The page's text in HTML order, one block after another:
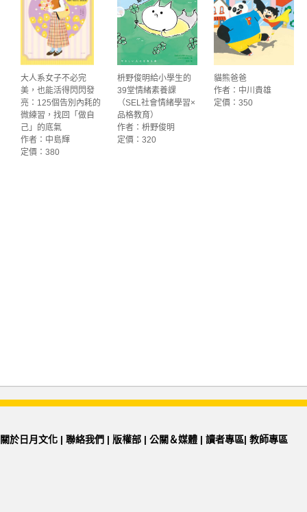
大人系女子不必完
美，也能活得閃閃發
亮：125個告別內耗的
微練習，找回「做自
己」的底氣
作者：中島輝
定價：380
枡野俊明給小學生的
39堂情緒素養課
（SEL社會情緒學習×
品格教育）
作者：枡野俊明
定價：320
貓熊爸爸
作者：中川貴雄
定價：350
關於日月文化 | 聯絡我們 | 版權部 | 公關＆媒體 | 讀者專區| 教師專區